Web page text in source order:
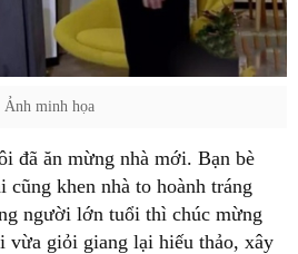
Ảnh minh họa
đã ăn mừng nhà mới. Bạn bè
cũng khen nhà to hoành tráng
người lớn tuổi thì chúc mừng
vừa giỏi giang lại hiếu thảo, xây